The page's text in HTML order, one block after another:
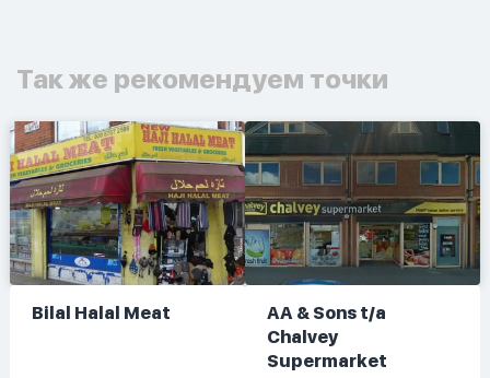
Так же рекомендуем точки
Bilal Halal Meat
AA & Sons t/a
Chalvey
Supermarket